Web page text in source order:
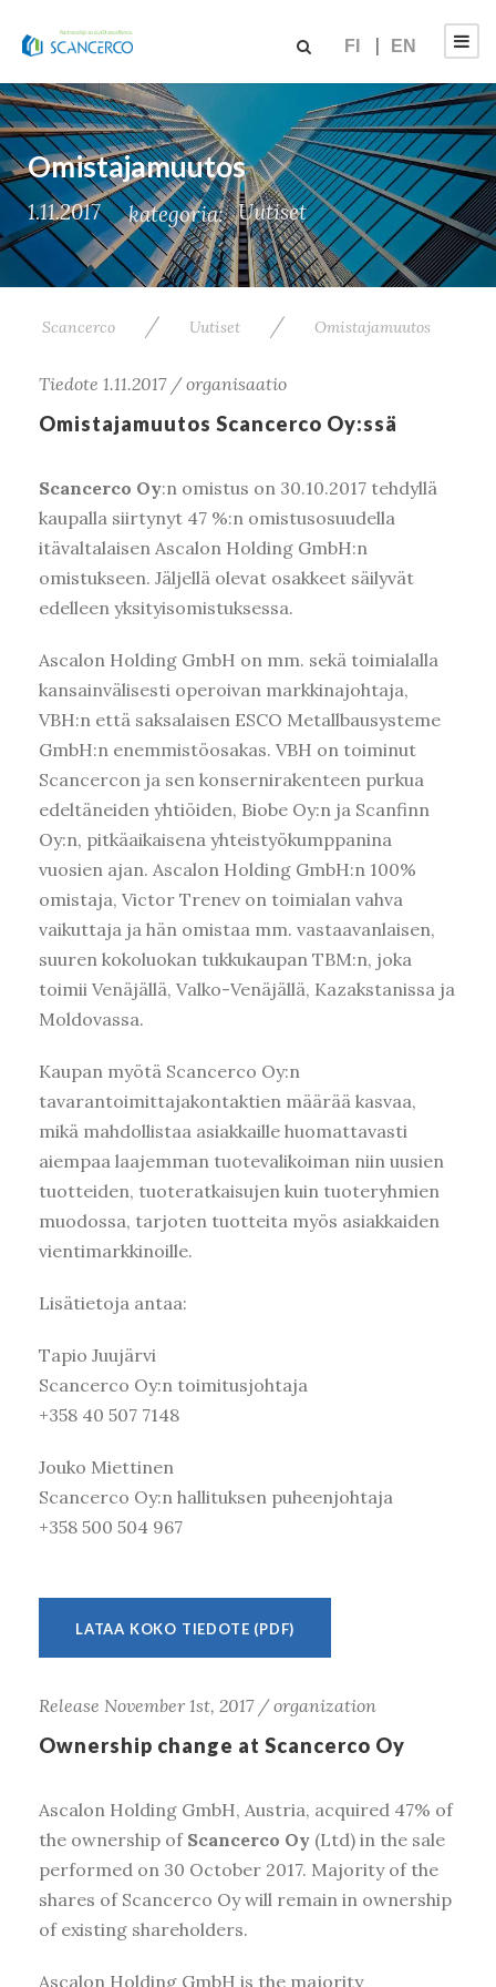
FI EN
Omistajamuutos
1.11.2017 kategoria: Uutiset
Scancerco / Uutiset / Omistajamuutos
Tiedote 1.11.2017 / organisaatio
Omistajamuutos Scancerco Oy:ssä
Scancerco Oy:n omistus on 30.10.2017 tehdyllä
kaupalla siirtynyt 47 %:n omistusosuudella
itävaltalaisen Ascalon Holding GmbH:n
omistukseen. Jäljellä olevat osakkeet säilyvät
edelleen yksityisomistuksessa.
Ascalon Holding GmbH on mm. sekä toimialalla
kansainvälisesti operoivan markkinajohtaja,
VBH:n että saksalaisen ESCO Metallbausysteme
GmbH:n enemmistöosakas. VBH on toiminut
Scancercon ja sen konsernirakenteen purkua
edeltäneiden yhtiöiden, Biobe Oy:n ja Scanfinn
Oy:n, pitkäaikaisena yhteistyökumppanina
vuosien ajan. Ascalon Holding GmbH:n 100%
omistaja, Victor Trenev on toimialan vahva
vaikuttaja ja hän omistaa mm. vastaavanlaisen,
suuren kokoluokan tukkukaupan TBM:n, joka
toimii Venäjällä, Valko-Venäjällä, Kazakstanissa ja
Moldovassa.
Kaupan myötä Scancerco Oy:n
tavarantoimittajakontaktien määrää kasvaa,
mikä mahdollistaa asiakkaille huomattavasti
aiempaa laajemman tuotevalikoiman niin uusien
tuotteiden, tuoteratkaisujen kuin tuoteryhmien
muodossa, tarjoten tuotteita myös asiakkaiden
vientimarkkinoille.
Lisätietoja antaa:
Tapio Juujärvi
Scancerco Oy:n toimitusjohtaja
+358 40 507 7148
Jouko Miettinen
Scancerco Oy:n hallituksen puheenjohtaja
+358 500 504 967
LATAA KOKO TIEDOTE (PDF)
Release November 1st, 2017 / organization
Ownership change at Scancerco Oy
Ascalon Holding GmbH, Austria, acquired 47% of
the ownership of Scancerco Oy (Ltd) in the sale
performed on 30 October 2017. Majority of the
shares of Scancerco Oy will remain in ownership
of existing shareholders.
Ascalon Holding GmbH is the majority